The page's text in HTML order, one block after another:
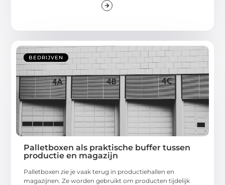
BEDRIJVEN
Palletboxen als praktische buffer tussen
productie en magazijn
Palletboxen zie je vaak terug in productiehallen en
magazijnen. Ze worden gebruikt om producten tijdelijk